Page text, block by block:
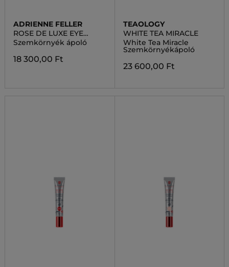
ADRIENNE FELLER
ROSE DE LUXE EYE
WRINKLE CREAM
Szemkörnyék ápoló
18 300,00 Ft
TEAOLOGY
WHITE TEA MIRACLE
White Tea Miracle
Szemkörnyékápoló
23 600,00 Ft